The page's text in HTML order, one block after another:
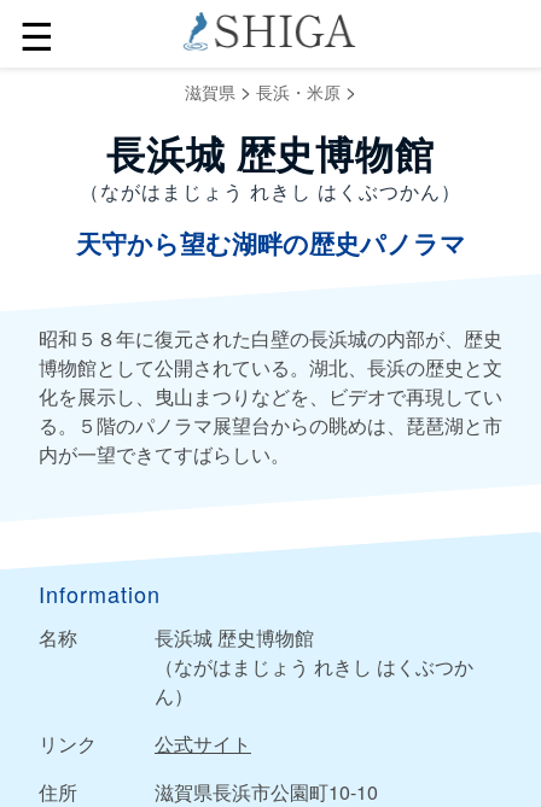
☰
滋賀県 > 長浜・米原 >
長浜城 歴史博物館
（ながはまじょう れきし はくぶつかん）
天守から望む湖畔の歴史パノラマ
昭和５８年に復元された白壁の長浜城の内部が、歴史
博物館として公開されている。湖北、長浜の歴史と文
化を展示し、曳山まつりなどを、ビデオで再現してい
る。５階のパノラマ展望台からの眺めは、琵琶湖と市
内が一望できてすばらしい。
Information
名称
長浜城 歴史博物館
（ながはまじょう れきし はくぶつか
ん）
リンク
公式サイト
住所
滋賀県長浜市公園町10-10